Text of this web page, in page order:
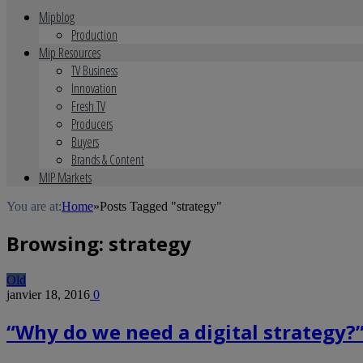
Mipblog
Production
Mip Resources
TV Business
Innovation
Fresh TV
Producers
Buyers
Brands & Content
MIP Markets
You are at:Home»Posts Tagged "strategy"
Browsing: strategy
Old
janvier 18, 2016 0
“Why do we need a digital